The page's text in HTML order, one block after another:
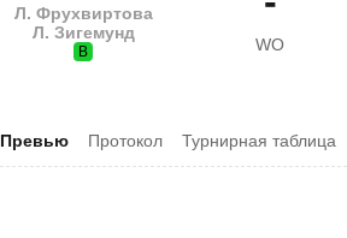
Л. Фрухвиртова
Л. Зигемунд
В WO
Превью Протокол Турнирная таблица